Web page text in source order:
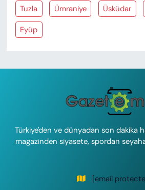
Tuzla Ümraniye Üsküdar
Eyüp
Türkiye'den ve dünyadan son dakika
magazinden siyasete, spordan
[email